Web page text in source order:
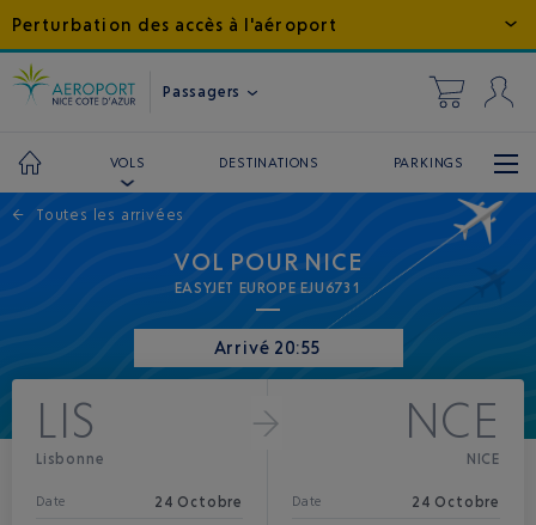
Perturbation des accès à l'aéroport
Passagers
VOLS DESTINATIONS PARKINGS
← Toutes les arrivées
VOL POUR NICE
EASYJET EUROPE EJU6731
Arrivé 20:55
LIS
Lisbonne
Date 24 Octobre
NCE
NICE
Date 24 Octobre